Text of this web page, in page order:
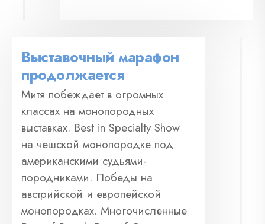
Выставочный марафон
продолжается
Митя побеждает в огромных
классах на монопородных
выставках. Best in Specialty Show
на чешской монопородке под
американскими судьями-
породниками. Победы на
австрийской и европейской
монопородках. Многочисленные